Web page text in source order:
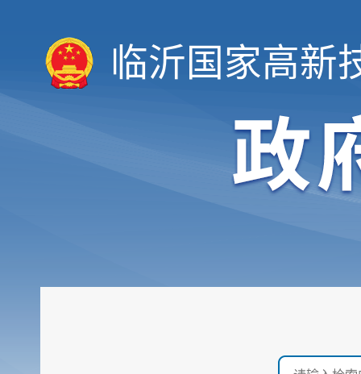
临沂国家高新